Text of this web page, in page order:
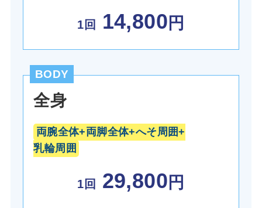
1回 14,800 円
BODY
全身
両腕全体+両脚全体+へそ周囲+
乳輪周囲
1回 29,800 円